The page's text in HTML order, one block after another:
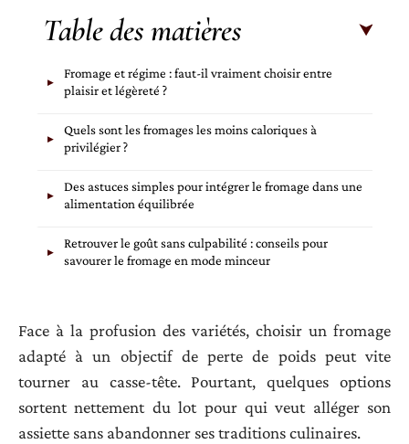
Table des matières
Fromage et régime : faut-il vraiment choisir entre
plaisir et légèreté ?
Quels sont les fromages les moins caloriques à
privilégier ?
Des astuces simples pour intégrer le fromage dans une
alimentation équilibrée
Retrouver le goût sans culpabilité : conseils pour
savourer le fromage en mode minceur
Face à la profusion des variétés, choisir un fromage
adapté à un objectif de perte de poids peut vite
tourner au casse-tête. Pourtant, quelques options
sortent nettement du lot pour qui veut alléger son
assiette sans abandonner ses traditions culinaires.